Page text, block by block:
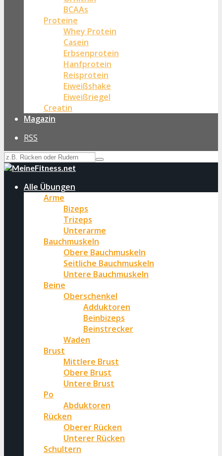
BCAAs
Proteine
Whey Protein
Casein
Erbsenprotein
Hanfprotein
Reisprotein
Eiweißshake
Eiweißriegel
Creatin
Magazin
RSS
Alle Übungen
Arme
Bizeps
Trizeps
Unterarme
Bauchmuskeln
Obere Bauchmuskeln
Seitliche Bauchmuskeln
Untere Bauchmuskeln
Beine
Oberschenkel
Adduktoren
Beinbizeps
Beinstrecker
Waden
Brust
Mittlere Brust
Obere Brust
Untere Brust
Po
Abduktoren
Rücken
Oberer Rücken
Unterer Rücken
Schultern